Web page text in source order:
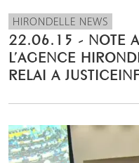
HIRONDELLE NEWS
22.06.15 - NOTE
L’AGENCE
RELAI A